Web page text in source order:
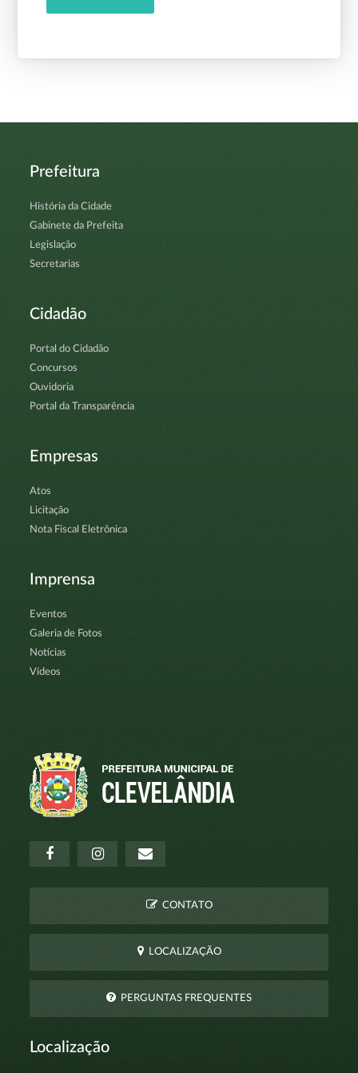
Prefeitura
História da Cidade
Gabinete da Prefeita
Legislação
Secretarias
Cidadão
Portal do Cidadão
Concursos
Ouvidoria
Portal da Transparência
Empresas
Atos
Licitação
Nota Fiscal Eletrônica
Imprensa
Eventos
Galeria de Fotos
Notícias
Vídeos
CONTATO
LOCALIZAÇÃO
PERGUNTAS FREQUENTES
Localização